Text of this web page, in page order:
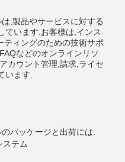
,製品やサービスに対する
ています.お客様は,インス
ティングのための技術サポ
などのオンラインリソ
カウント管理,請求,ライセ
います.
パッケージと出荷には:
ステム